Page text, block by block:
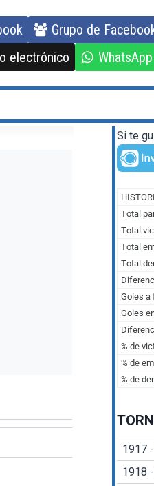
Grupo de
electrónico
Si te
1917
1918